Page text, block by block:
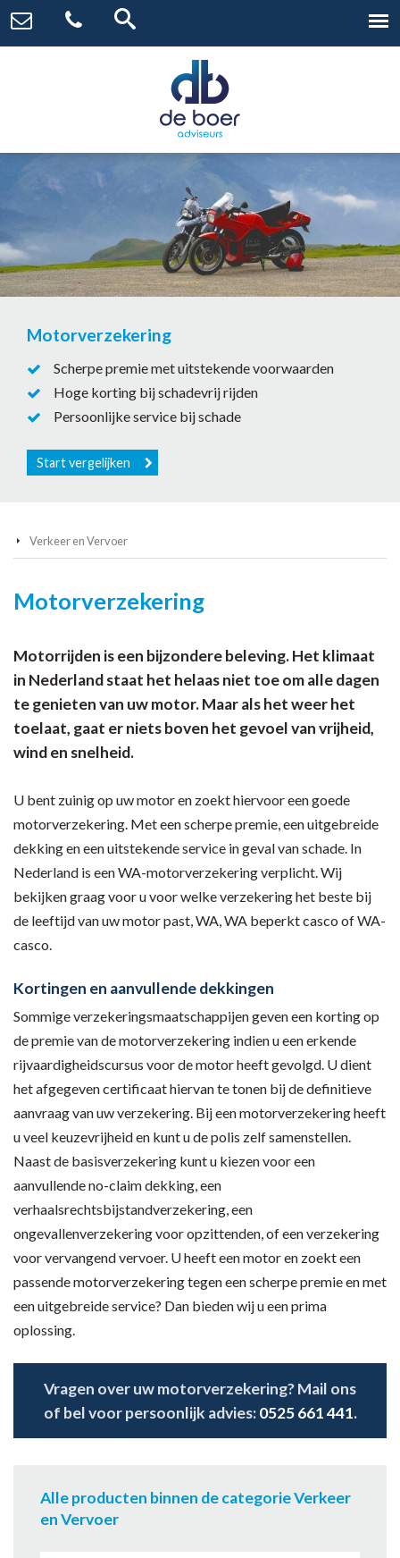
Motorverzekering
Scherpe premie met uitstekende voorwaarden
Hoge korting bij schadevrij rijden
Persoonlijke service bij schade
Start vergelijken
Verkeer en Vervoer
Motorverzekering
Motorrijden is een bijzondere beleving. Het klimaat
in Nederland staat het helaas niet toe om alle dagen
te genieten van uw motor. Maar als het weer het
toelaat, gaat er niets boven het gevoel van vrijheid,
wind en snelheid.
U bent zuinig op uw motor en zoekt hiervoor een goede
motorverzekering. Met een scherpe premie, een uitgebreide
dekking en een uitstekende service in geval van schade. In
Nederland is een WA-motorverzekering verplicht. Wij
bekijken graag voor u voor welke verzekering het beste bij
de leeftijd van uw motor past, WA, WA beperkt casco of WA-
casco.
Kortingen en aanvullende dekkingen
Sommige verzekeringsmaatschappijen geven een korting op
de premie van de motorverzekering indien u een erkende
rijvaardigheidscursus voor de motor heeft gevolgd. U dient
het afgegeven certificaat hiervan te tonen bij de definitieve
aanvraag van uw verzekering. Bij een motorverzekering heeft
u veel keuzevrijheid en kunt u de polis zelf samenstellen.
Naast de basisverzekering kunt u kiezen voor een
aanvullende no-claim dekking, een
verhaalsrechtsbijstandverzekering, een
ongevallenverzekering voor opzittenden, of een verzekering
voor vervangend vervoer. U heeft een motor en zoekt een
passende motorverzekering tegen een scherpe premie en met
een uitgebreide service? Dan bieden wij u een prima
oplossing.
Vragen over uw motorverzekering? Mail ons
of bel voor persoonlijk advies:0525 661 441.
Alle producten binnen de categorie Verkeer
en Vervoer